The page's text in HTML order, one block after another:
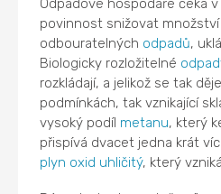
povinnost snižovat
odbouratelných odpadů,
Biologicky rozložitelné
rozkládají, a jelikož se tak
podmínkách, tak vznikající
vysoký podíl metanu, který
přispívá dvacet jedna krát
plyn oxid uhličitý, který